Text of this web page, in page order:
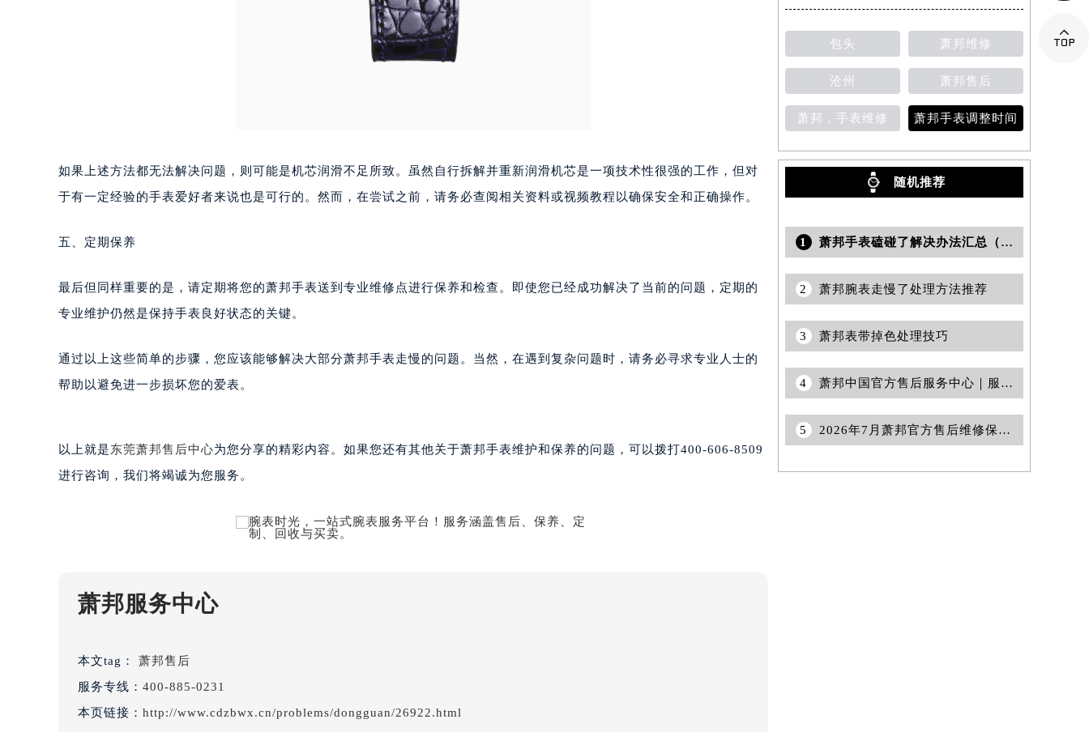
唐山市路南区新华东道100号万达广场写字楼A座10层1002室（需提前预约）
台州市椒江区东海大道1800号腾达中心东1幢20楼2002室（需提前预约）
内蒙古自治区呼和浩特市玉泉区大学西街70号华润万象城写字楼（鄂尔多斯大厦）23层2326室（需提前预约）
黑龙江省黑河市爱辉区中央街萧邦售后服务中心（需提前预约）
黑龙江省鸡西市鸡冠区红军路萧邦售后服务中心（需提前预约）
黑龙江省齐齐哈尔市龙沙区龙华路萧邦售后服务中心（需提前预约）
黑龙江省双鸭山市尖山区新兴大街萧邦售后服务中心（需提前预约）
黑龙江省伊春市伊美区通河路萧邦售后服务中心（需提前预约）
吉林省辽源市龙山区人民大街萧邦售后服务中心（需提前预约）
吉林省通化市东昌区环通乡江南大街萧邦售后服务中心（需提前预约）
辽宁省本溪市平山区胜利路萧邦售后服务中心（需提前预约）
辽宁省抚顺市新抚区东一路萧邦售后服务中心（需提前预约）
辽宁省阜新市海州区解放大街萧邦售后服务中心（需提前预约）
辽宁省葫芦岛市连山区中央路萧邦售后服务中心（需提前预约）
如果上述方法都无法解决问题，则可能是机芯润滑不足所致。虽然自行拆解并重新润滑机芯是一项技术性很强的工作，但对
于有一定经验的手表爱好者来说也是可行的。然而，在尝试之前，请务必查阅相关资料或视频教程以确保安全和正确操作。
五、定期保养
最后但同样重要的是，请定期将您的萧邦手表送到专业维修点进行保养和检查。即使您已经成功解决了当前的问题，定期的
专业维护仍然是保持手表良好状态的关键。
通过以上这些简单的步骤，您应该能够解决大部分萧邦手表走慢的问题。当然，在遇到复杂问题时，请务必寻求专业人士的
帮助以避免进一步损坏您的爱表。
以上就是东莞萧邦售后中心为您分享的精彩内容。如果您还有其他关于萧邦手表维护和保养的问题，可以拨打400-606-8509
进行咨询，我们将竭诚为您服务。
萧邦服务中心
本文tag： 萧邦售后
服务专线： 400-885-0231
本页链接： http://www.cdzbwx.cn/problems/dongguan/26922.html
包头 萧邦维修
沧州 萧邦售后
萧邦，手表维修 萧邦手表调整时间
随机推荐
1 萧邦手表磕碰了解决办法汇总（保养与修复技巧详解）
2 萧邦腕表走慢了处理方法推荐
3 萧邦表带掉色处理技巧
4 萧邦中国官方售后服务中心｜服务热线及全部维修详细地址权威信息通知（2026年7月最新）
5 2026年7月萧邦官方售后维修保养服务点最新公告（迁址新店）
